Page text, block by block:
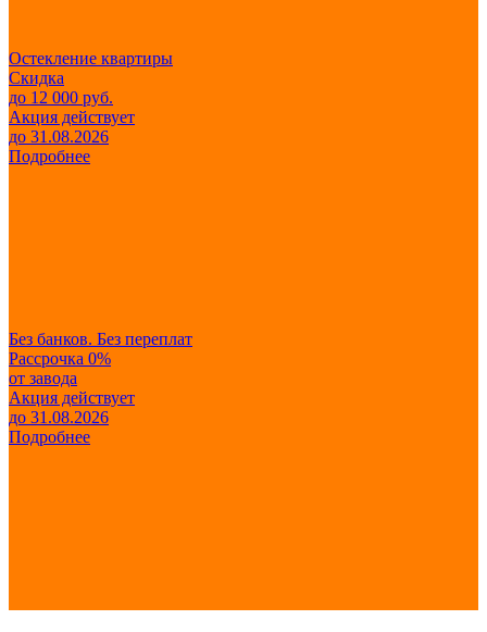
Остекление квартиры
Скидка
до 12 000 руб.
Акция действует
до 31.08.2026
Подробнее
Без банков. Без переплат
Рассрочка 0%
от завода
Акция действует
до 31.08.2026
Подробнее